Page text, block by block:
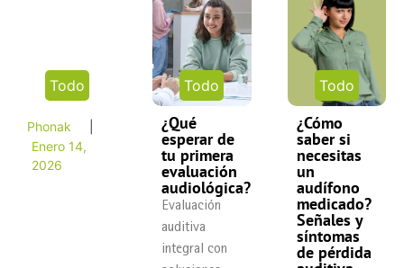
Todo
Phonak
Enero 14,
2026
Todo
¿Qué
esperar de
tu primera
evaluación
audiológica?
Evaluación
auditiva
integral con
Todo
¿Cómo
saber si
necesitas
un
audífono
medicado?
Señales y
síntomas
de pérdida